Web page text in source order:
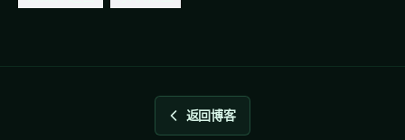
返回博客